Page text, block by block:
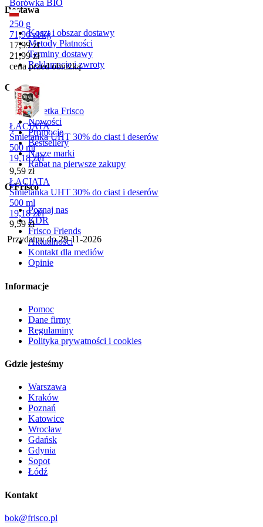
Borówka BIO
250 g
71,96 zł/kg
Cena promocyjna
17,99 zł
21,99 zł
cena przed obniżką
ŁACIATA
Śmietanka UHT 30% do ciast i deserów
500 ml
19,18 zł/l
Cena
9,59 zł
ŁACIATA
Śmietanka UHT 30% do ciast i deserów
500 ml
19,18 zł/l
Cena
9,59 zł
Przydatny do29-11-2026
Dostawa
Koszt i obszar dostawy
Metody Płatności
Terminy dostawy
Reklamacje i zwroty
Oferta
Gazetka Frisco
Nowości
Promocje
Bestsellery
Nasze marki
Rabat na pierwsze zakupy
O Frisco
Poznaj nas
KDR
Frisco Friends
Aktualności
Kontakt dla mediów
Opinie
Informacje
Pomoc
Dane firmy
Regulaminy
Polityka prywatności i cookies
Gdzie jesteśmy
Warszawa
Kraków
Poznań
Katowice
Wrocław
Gdańsk
Gdynia
Sopot
Łódź
Kontakt
bok@frisco.pl